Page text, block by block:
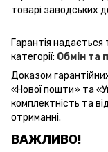
товарі заводських
Гарантія
категорії: Обмін та
Доказом
«Нової пошти» та
комплектність та
отриманні.
ВАЖЛИВО!